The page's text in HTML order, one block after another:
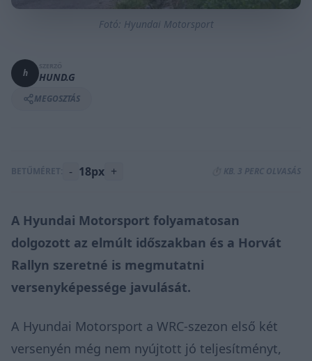
Fotó: Hyundai Motorsport
h HUND.G
MEGOSZTÁS
BETŰMÉRET: - 18px + ⏱️ KB. 3 PERC OLVASÁS
A Hyundai Motorsport folyamatosan
dolgozott az elmúlt időszakban és a Horvát
Rallyn szeretné is megmutatni
versenyképessége javulását.
A Hyundai Motorsport a WRC-szezon első két
versenyén még nem nyújtott jó teljesítményt,